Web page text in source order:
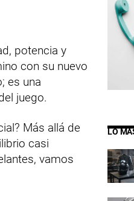
potencia y
con su nuevo
es una
juego.
Más allá de
casi
vamos
LO